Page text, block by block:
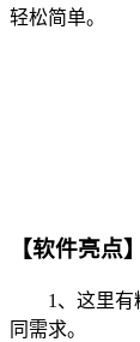
轻松简单。
【软件亮点】
1、这里有精
同需求。